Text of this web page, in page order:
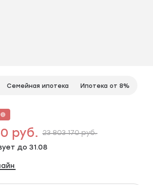
Семейная ипотека Ипотека от 8%
руб. 23 803 170 руб.
до 31.08